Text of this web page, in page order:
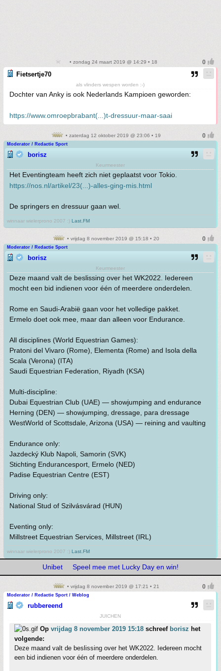
• zondag 24 maart 2019 @ 14:29 • 18
Fietsertje70
als vlinders wespen worden :-)
Dochter van Anky is ook Nederlands Kampioen geworden:
https://www.omroepbrabant(...)t-dressuur-maar-saai
• zaterdag 12 oktober 2019 @ 23:06 • 19
Moderator / Redactie Sport
borisz
Keurmeester
Het Eventingteam heeft zich niet geplaatst voor Tokio.
https://nos.nl/artikel/23(...)-alles-ging-mis.html
De springers en dressuur gaan wel.
winnaar wielerprono 2007 :) Last.FM
• vrijdag 8 november 2019 @ 15:18 • 20
Moderator / Redactie Sport
borisz
Keurmeester
Deze maand valt de beslissing over het WK2022. Iedereen
mocht een bid indienen voor één of meerdere onderdelen.
Rome en Saudi-Arabië gaan voor het volledige pakket.
Ermelo doet ook mee, maar dan alleen voor Endurance.
All disciplines (World Equestrian Games):
Pratoni del Vivaro (Rome), Elementa (Rome) and Isola della
Scala (Verona) (ITA)
Saudi Equestrian Federation, Riyadh (KSA)
Multi-discipline:
Dubai Equestrian Club (UAE) — showjumping and endurance
Herning (DEN) — showjumping, dressage, para dressage
WestWorld of Scottsdale, Arizona (USA) — reining and vaulting
Endurance only:
Jazdecký Klub Napoli, Samorin (SVK)
Stichting Endurancesport, Ermelo (NED)
Padise Equestrian Centre (EST)
Driving only:
National Stud of Szilvásvárad (HUN)
Eventing only:
Millstreet Equestrian Services, Millstreet (IRL)
winnaar wielerprono 2007 :) Last.FM
Unibet Speel mee met Lucky Day en win!
• vrijdag 8 november 2019 @ 17:21 • 21
Moderator / Redactie Sport / Weblog
rubbereend
JUICHEN
Op vrijdag 8 november 2019 15:18 schreef borisz het
volgende:
Deze maand valt de beslissing over het WK2022. Iedereen mocht
een bid indienen voor één of meerdere onderdelen.